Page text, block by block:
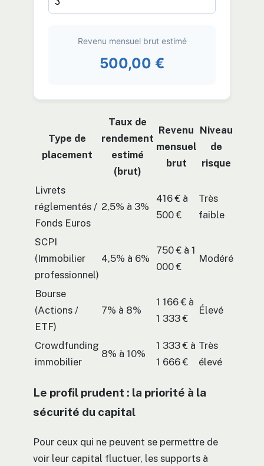
Revenu mensuel brut estimé
500,00 €
Type de
placement
Taux de
rendement
estimé
(brut)
Revenu
mensuel
brut
Niveau
de
risque
Livrets
réglementés /
Fonds Euros
2,5% à 3%
416 € à
500 €
Très
faible
SCPI
(Immobilier
professionnel)
4,5% à 6%
750 € à 1
000 €
Modéré
Bourse
(Actions /
ETF)
7% à 8%
1 166 € à
1 333 €
Élevé
Crowdfunding
immobilier
8% à 10%
1 333 € à
1 666 €
Très
élevé
Le profil prudent : la priorité à la
sécurité du capital
Pour ceux qui ne peuvent se permettre de
voir leur capital fluctuer, les supports à